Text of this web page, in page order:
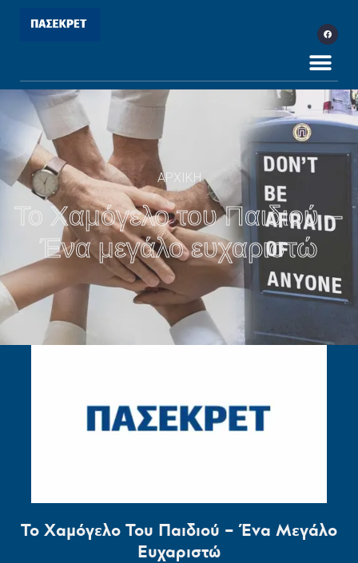
ΑΡΧΙΚΗ
Το Χαμόγελο του Παιδιού –
Ένα μεγάλο ευχαριστώ
Το Χαμόγελο Του Παιδιού – Ένα Μεγάλο
Ευχαριστώ